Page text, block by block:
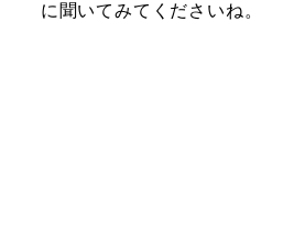
に聞いてみてくださいね。